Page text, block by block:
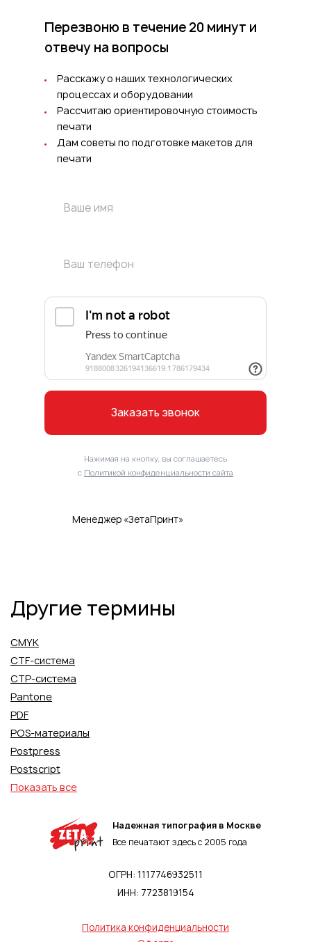
Менеджер «ЗетаПринт»
Перезвоню в течение 20 минут и
отвечу на вопросы
Расскажу о наших технологических
процессах и оборудовании
Рассчитаю ориентировочную стоимость
печати
Дам советы по подготовке макетов для
печати
Заказать звонок
Нажимая на кнопку, вы соглашаетесь
с Политикой конфиденциальности сайта
Другие термины
CMYK
CTF-система
CTP-система
Pantone
PDF
POS-материалы
Postpress
Postscript
Показать все
Надежная типография в Москве
Все печатают здесь с 2005 года
ОГРН: 1117746932511
ИНН: 7723819154
Политика конфиденциальности